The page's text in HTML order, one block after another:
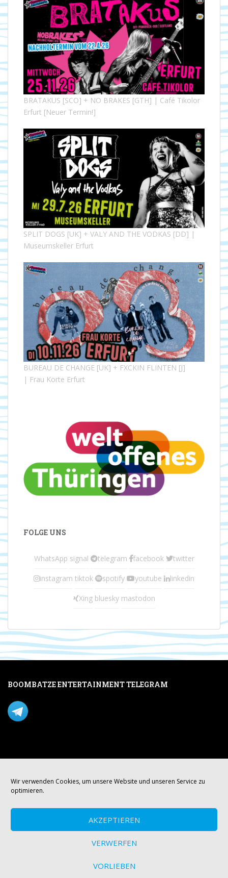
Wir verwenden Cookies, um unsere Website und unseren Service zu
optimieren.
AKZEPTIEREN
VERWERFEN
VORLIEBEN
BRATAKUS [SCO] + NO BRAKES [GTH] | Café Tikolor
Erfurt [Neuer Termin!]
SPLIT DOGS [UK] + VALY AND THE VODKAS [DD] |
Museumskeller Erfurt
BUREAU DE CHANGE [UK] + FXCKIN FLINTEN [J]
| Frau Korte Erfurt
FOLGE UNS
WhatsApp signal telegram facebook twitter
instagram tiktok spotify youtube linkedin
Xing bluesky mastodon
BOOMBATZE ENTERTAINMENT TELEGRAM